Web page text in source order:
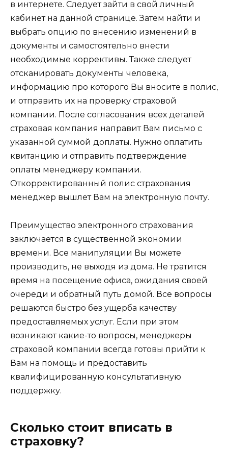
в интернете. Следует зайти в свой личный
кабинет на данной странице. Затем найти и
выбрать опцию по внесению изменений в
документы и самостоятельно внести
необходимые коррективы. Также следует
отсканировать документы человека,
информацию про которого Вы вносите в полис,
и отправить их на проверку страховой
компании. После согласования всех деталей
страховая компания направит Вам письмо с
указанной суммой доплаты. Нужно оплатить
квитанцию и отправить подтверждение
оплаты менеджеру компании.
Откорректированный полис страхования
менеджер вышлет Вам на электронную почту.
Преимущество электронного страхования
заключается в существенной экономии
времени. Все манипуляции Вы можете
производить, не выходя из дома. Не тратится
время на посещение офиса, ожидания своей
очереди и обратный путь домой. Все вопросы
решаются быстро без ущерба качеству
предоставляемых услуг. Если при этом
возникают какие-то вопросы, менеджеры
страховой компании всегда готовы прийти к
Вам на помощь и предоставить
квалифицированную консультативную
поддержку.
Сколько стоит вписать в
страховку?